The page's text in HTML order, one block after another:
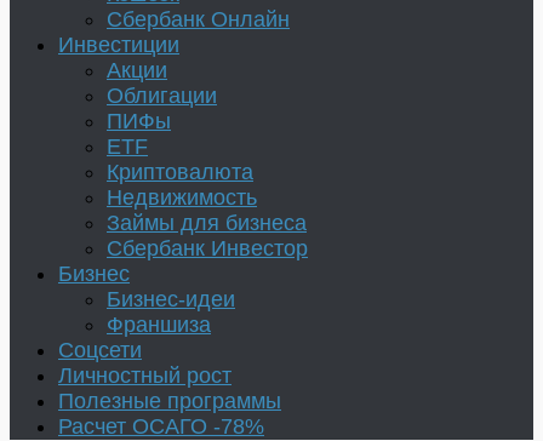
Сбербанк Онлайн
Инвестиции
Акции
Облигации
ПИФы
ETF
Криптовалюта
Недвижимость
Займы для бизнеса
Сбербанк Инвестор
Бизнес
Бизнес-идеи
Франшиза
Соцсети
Личностный рост
Полезные программы
Расчет ОСАГО -78%